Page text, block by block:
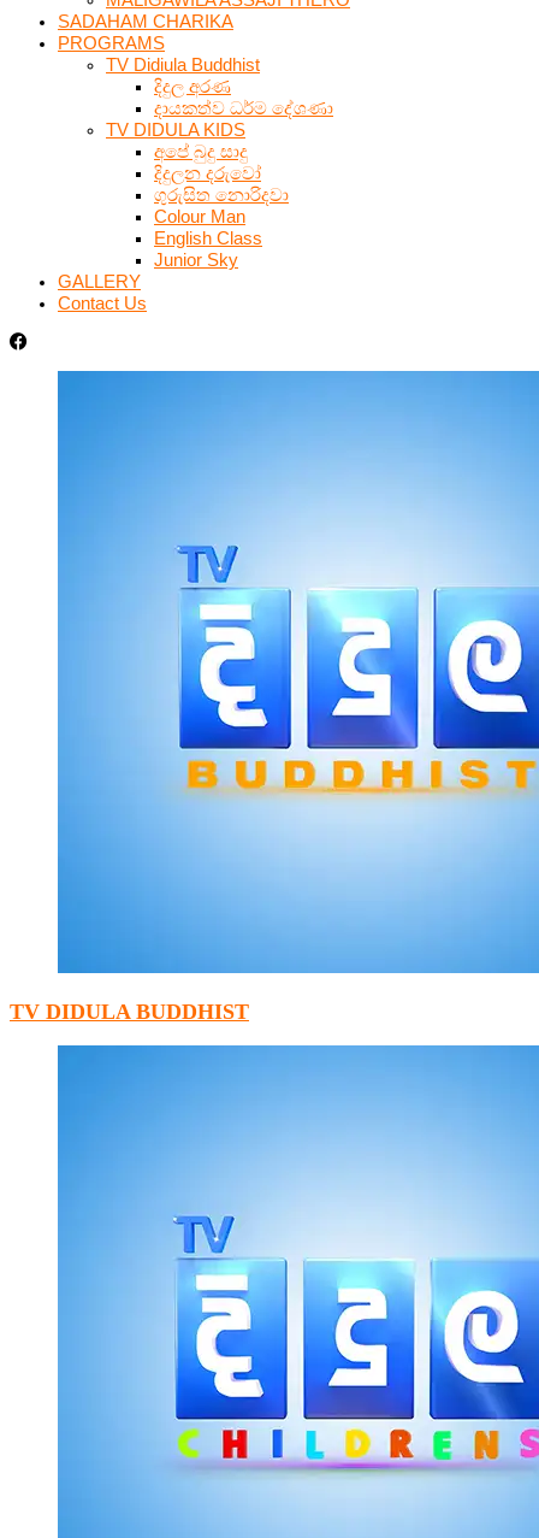
SADAHAM CHARIKA
PROGRAMS
TV Didiula Buddhist
දිදුල අරණ
දායකත්ව ධර්ම දේශණා
TV DIDULA KIDS
අපේ බුදු සාදු
දිදුලන දරුවෝ
ගුරුසිත නොරිදවා
Colour Man
English Class
Junior Sky
GALLERY
Contact Us
TV DIDULA BUDDHIST